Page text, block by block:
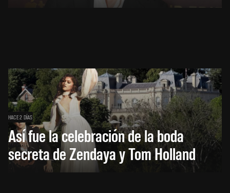
HACE 2 DÍAS
Así fue la celebración de la boda
secreta de Zendaya y Tom Holland